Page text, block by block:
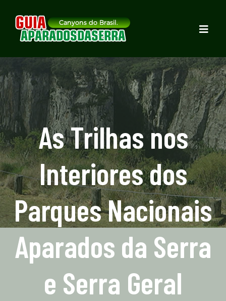
As Trilhas nos
Interiores dos
Parques Nacionais
Aparados da Serra
e Serra Geral